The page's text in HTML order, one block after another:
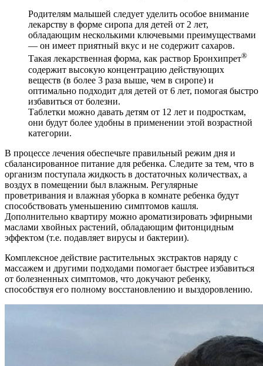
Родителям малышей следует уделить особое внимание
лекарству в форме сиропа для детей от 2 лет,
обладающим несколькими ключевыми преимуществами
— он имеет приятный вкус и не содержит сахаров.
Такая лекарственная форма, как раствор Бронхипрет®
содержит высокую концентрацию действующих
веществ (в более 3 раза выше, чем в сиропе) и
оптимально подходит для детей от 6 лет, помогая быстро
избавиться от болезни.
Таблетки можно давать детям от 12 лет и подросткам,
они будут более удобны в применении этой возрастной
категории.
В процессе лечения обеспечьте правильный режим дня и
сбалансированное питание для ребенка. Следите за тем, что в
организм поступала жидкость в достаточных количествах, а
воздух в помещении был влажным. Регулярные
проветривания и влажная уборка в комнате ребенка будут
способствовать уменьшению симптомов кашля.
Дополнительно квартиру можно ароматизировать эфирными
маслами хвойных растений, обладающим фитонцидным
эффектом (т.е. подавляет вирусы и бактерии).
Комплексное действие растительных экстрактов наряду с
массажем и другими подходами помогает быстрее избавиться
от болезненных симптомов, что докучают ребенку,
способствуя его полному восстановлению и выздоровлению.